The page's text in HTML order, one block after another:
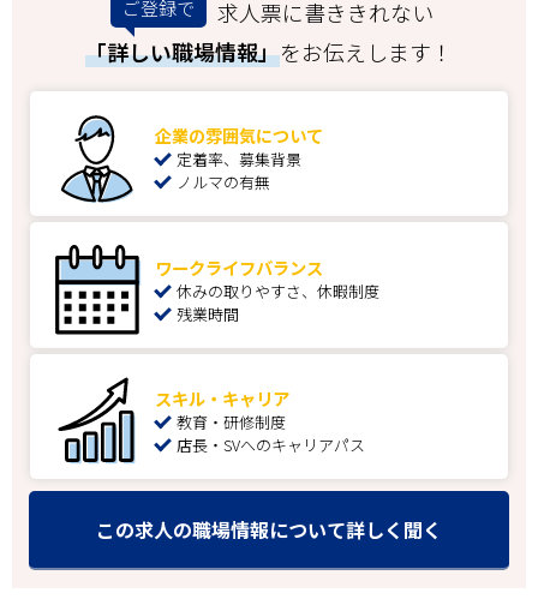
ご登録で
求人票に書ききれない
「詳しい職場情報」をお伝えします！
企業の雰囲気について
定着率、募集背景
ノルマの有無
ワークライフバランス
休みの取りやすさ、休暇制度
残業時間
スキル・キャリア
教育・研修制度
店長・SVへのキャリアパス
この求人の職場情報について詳しく聞く